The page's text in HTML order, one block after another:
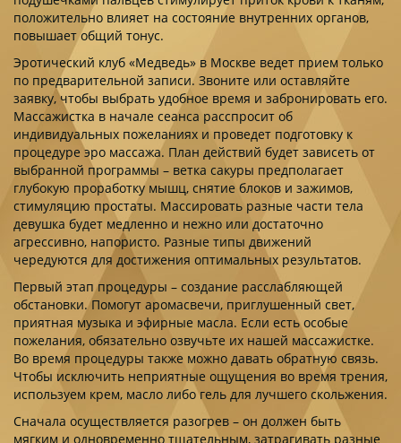
положительно влияет на состояние внутренних органов,
повышает общий тонус.
Эротический клуб «Медведь» в Москве ведет прием только
по предварительной записи. Звоните или оставляйте
заявку, чтобы выбрать удобное время и забронировать его.
Массажистка в начале сеанса расспросит об
индивидуальных пожеланиях и проведет подготовку к
процедуре эро массажа. План действий будет зависеть от
выбранной программы – ветка сакуры предполагает
глубокую проработку мышц, снятие блоков и зажимов,
стимуляцию простаты. Массировать разные части тела
девушка будет медленно и нежно или достаточно
агрессивно, напористо. Разные типы движений
чередуются для достижения оптимальных результатов.
Первый этап процедуры – создание расслабляющей
обстановки. Помогут аромасвечи, приглушенный свет,
приятная музыка и эфирные масла. Если есть особые
пожелания, обязательно озвучьте их нашей массажистке.
Во время процедуры также можно давать обратную связь.
Чтобы исключить неприятные ощущения во время трения,
используем крем, масло либо гель для лучшего скольжения.
Сначала осуществляется разогрев – он должен быть
мягким и одновременно тщательным, затрагивать разные